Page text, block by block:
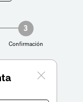
3
Confirmación